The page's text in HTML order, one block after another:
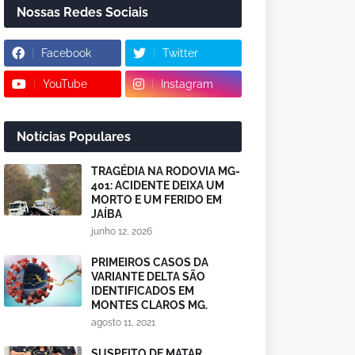
Nossas Redes Sociais
Facebook Twitter
YouTube Instagram
Notícias Populares
TRAGÉDIA NA RODOVIA MG-
401: ACIDENTE DEIXA UM
MORTO E UM FERIDO EM
JAÍBA
junho 12, 2026
PRIMEIROS CASOS DA
VARIANTE DELTA SÃO
IDENTIFICADOS EM
MONTES CLAROS MG.
agosto 11, 2021